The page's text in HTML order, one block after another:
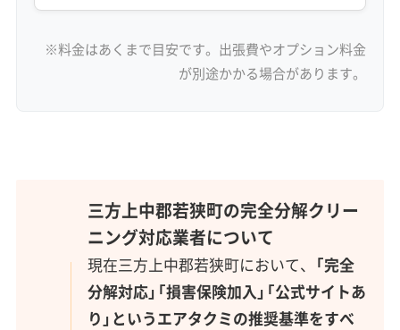
※料金はあくまで目安です。出張費やオプション料金
が別途かかる場合があります。
三方上中郡若狭町の完全分解クリー
ニング対応業者について
現在三方上中郡若狭町において、 「完全
分解対応」「損害保険加入」「公式サイトあ
り」というエアタクミの推奨基準をすべ